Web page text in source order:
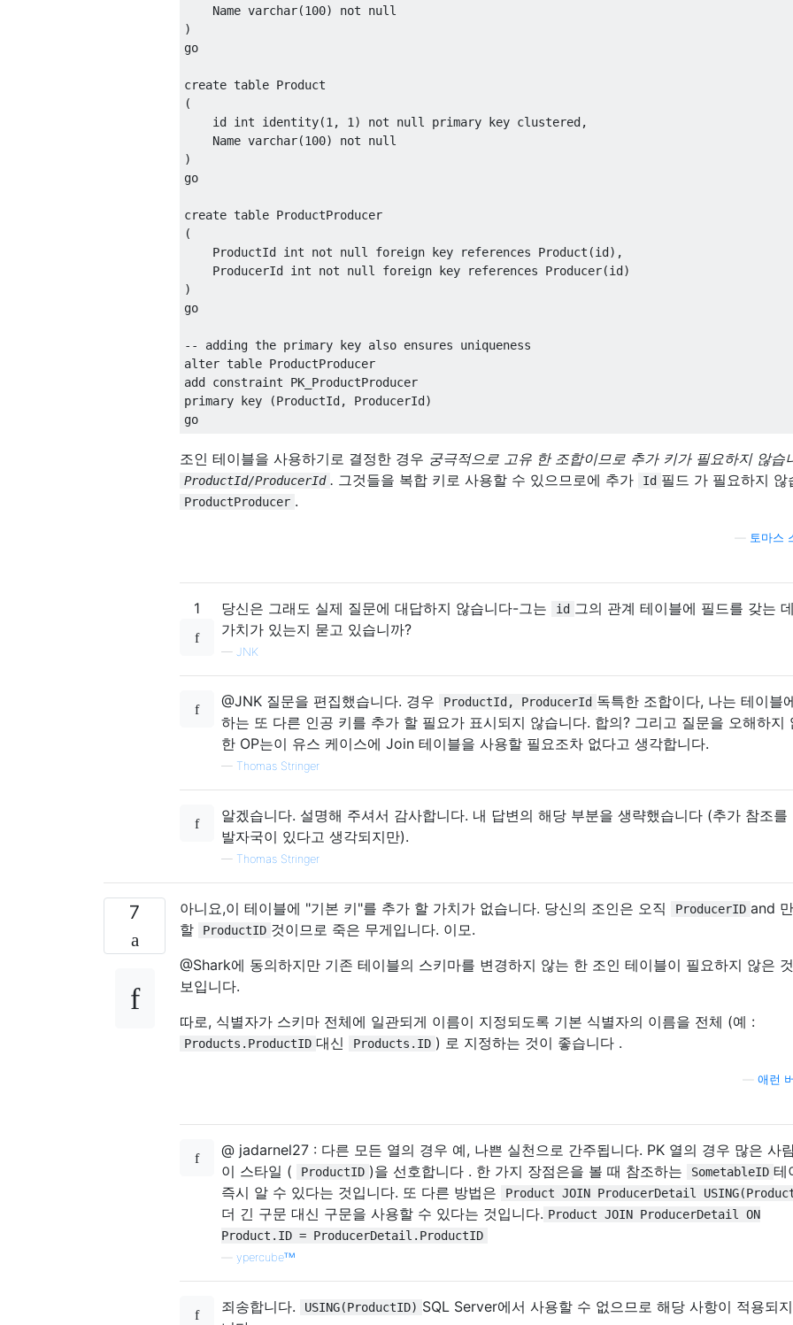
    Name varchar
(100) not
null
)
go
create table
(
    id int
identity(1 , 1 ) not null primary key clustered,
    Name varchar
(100) not
null
)
go
create table
(
    ProductId int
not null foreign key references Product (id),
    ProducerId int
not null foreign key references Producer(id)
)
go
-- adding the primary key also ensures uniqueness
alter table
add constraint
primary key (ProductId, ProducerId)
go
조인 테이블을 사용하기로 결정한 경우 궁극적으로 고유 한 조합이므로 추가 키가 필요하지 않습
ProductId/ProducerId . 그것들을 복합 키로 사용할 수 있으므로에 추가 Id 필드 가 필요하지 않
ProductProducer .
토마스
1 당신은 그래도 실제 질문에 대답하지 않습니다-그는 id 그의 관계 테이블에 필드를 갖는
가치가 있는지 묻고 있습니까?
— JNK
@JNK 질문을 편집했습니다. 경우 ProductId, ProducerId 독특한 조합이다, 나는 테이블
하는 또 다른 인공 키를 추가 할 필요가 표시되지 않습니다. 합의? 그리고 질문을 오해하지
한 OP는이 유스 케이스에 Join 테이블을 사용할 필요조차 없다고 생각합니다.
— Thomas Stringer
알겠습니다. 설명해 주셔서 감사합니다. 내 답변의 해당 부분을 생략했습니다 (추가 참조를
발자국이 있다고 생각되지만).
— Thomas Stringer
7 아니요,이 테이블에 "기본 키"를 추가 할 가치가 없습니다. 당신의 조인은 오직 ProducerID and
할
ProductID 것이므로 죽은 무게입니다. 이모.
@Shark에 동의하지만 기존 테이블의 스키마를 변경하지 않는 한 조인 테이블이 필요하지 않은
보입니다.
따로, 식별자가 스키마 전체에 일관되게 이름이 지정되도록 기본 식별자의 이름을 전체 (예 :
Products.ProductID 대신 Products.ID ) 로 지정하는 것이 좋습니다 .
애런
@ jadarnel27 : 다른 모든 열의 경우 예, 나쁜 실천으로 간주됩니다. PK 열의 경우 많은 사
이 스타일 (
ProductID )을 선호합니다 . 한 가지 장점은을 볼 때 참조하는 SometableID 테
즉시 알 수 있다는 것입니다. 또 다른 방법은
Product JOIN ProducerDetail
더 긴 구문 대신 구문을 사용할 수 있다는 것입니다. Product JOIN ProducerDetail ON
Product.ID = ProducerDetail.ProductID
ypercubeᵀᴹ
죄송합니다. USING(ProductID) SQL Server에서 사용할 수 없으므로 해당 사항이 적용되